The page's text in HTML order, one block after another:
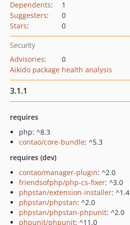
Dependents:
1
Suggesters:
0
Stars: 0
Security
Advisories:
0
Aikido package health analysis
3.1.1
requires
php: ^8.3
contao/core-bundle: ^5.3
requires (dev)
contao/manager-plugin: ^2.0
friendsofphp/php-cs-fixer: ^3.0
phpstan/extension-installer: ^1.4
phpstan/phpstan: ^2.0
phpstan/phpstan-phpunit: ^2.0
phpunit/phpunit: ^11.0